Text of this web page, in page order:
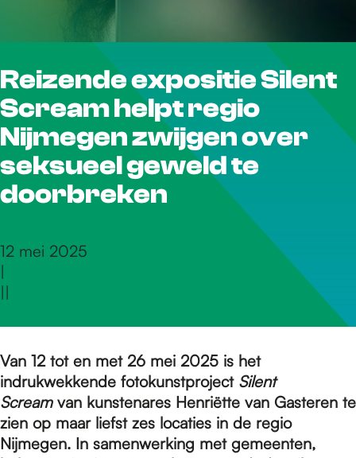
r
d
e
m
e
p
Reizende expositie Silent
Scream helpt regio
Nijmegen zwijgen over
seksueel geweld te
doorbreken
12 mei 2025
|
||
Van 12 tot en met 26 mei 2025 is het
indrukwekkende fotokunstproject Silent
Screamvan kunstenares Henriëtte van Gasteren te
zien op maar liefst zes locaties in de regio
Nijmegen. In samenwerking met gemeenten,